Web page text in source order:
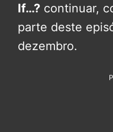
If…? continuar,
parte deste
dezembro.